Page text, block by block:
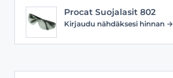
Procat Suojalasit 802
Kirjaudu nähdäksesi hinnan →